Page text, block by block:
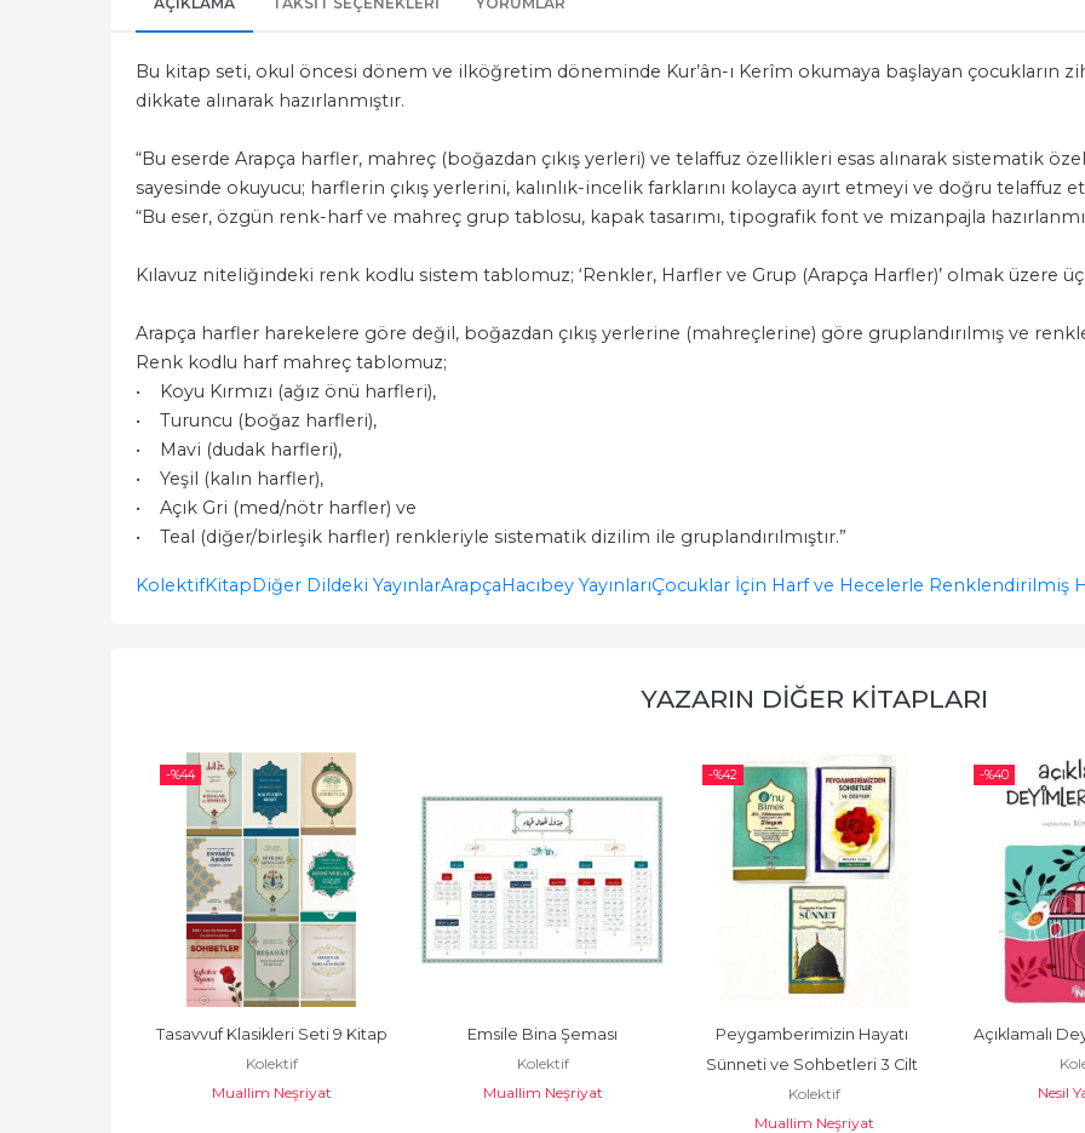
Bu kitap seti, okul öncesi dönem ve ilköğretim döneminde Kur’ân-ı Kerîm okumaya başlayan çocukların
dikkate alınarak hazırlanmıştır.
“Bu eserde Arapça harfler, mahreç (boğazdan çıkış yerleri) ve telaffuz özellikleri esas alınarak sistematik
sayesinde okuyucu; harflerin çıkış yerlerini, kalınlık-incelik farklarını kolayca ayırt etmeyi ve doğru telaffuz
“Bu eser, özgün renk-harf ve mahreç grup tablosu, kapak tasarımı, tipografik font ve mizanpajla
Kılavuz niteliğindeki renk kodlu sistem tablomuz; ‘Renkler, Harfler ve Grup (Arapça Harfler)’ olmak üzere
Arapça harfler harekelere göre değil, boğazdan çıkış yerlerine (mahreçlerine) göre gruplandırılmış ve
Renk kodlu harf mahreç tablomuz;
• Koyu Kırmızı (ağız önü harfleri),
• Turuncu (boğaz harfleri),
• Mavi (dudak harfleri),
• Yeşil (kalın harfler),
• Açık Gri (med/nötr harfler) ve
• Teal (diğer/birleşik harfler) renkleriyle sistematik dizilim ile gruplandırılmıştır.”
KolektifKitapDiğer Dildeki YayınlarArapçaHacıbey YayınlarıÇocuklar İçin Harf ve Hecelerle Renklendirilmiş
YAZARIN DIĞER KITAPLARI
-%44
Tasavvuf Klasikleri Seti 9 Kitap
Kolektif
Muallim Neşriyat
Emsile Bina Şeması
Kolektif
Muallim Neşriyat
-%42
Peygamberimizin Hayatı
Sünneti ve Sohbetleri 3 Cilt
Takım
Kolektif
Muallim Neşriyat
-%40
Açıklamalı
Nesil